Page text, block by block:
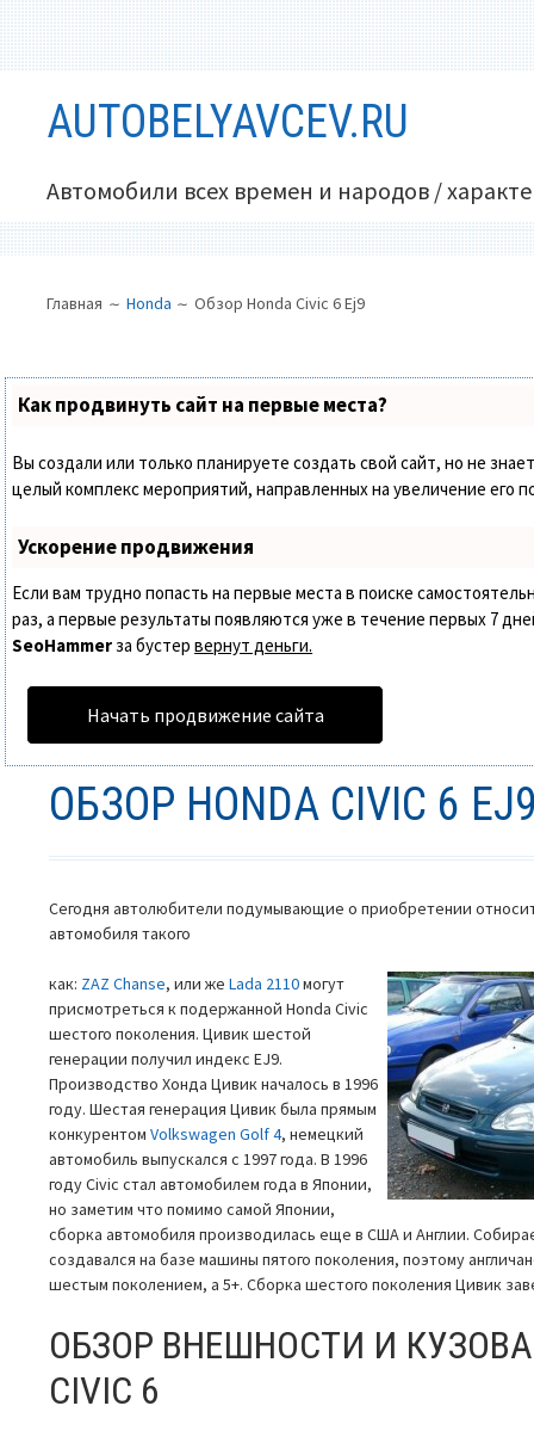
содержимомуAUTOBELYAVCEV.RU
Автомобили всех времен и народов /
МЕНЮ
САЙТЕ
(ХЛЕБНЫЕ
КРОШКИ)
Главная Honda Обзор Honda Civic 6 Ej9
Как продвинуть сайт на первые места?
Вы создали или только планируете создать свой сайт, но не
целый комплекс мероприятий, направленных на увеличение его
Ускорение продвижения
Если вам трудно попасть на первые места в поиске
раз, а первые результаты появляются уже в течение первых 7
SeoHammerза бустервернут деньги.
Начать продвижение сайта
ОБЗОР HONDA CIVIC 6
Сегодня автолюбители подумывающие о приобретении
автомобиля такого
как: ZAZ Chanse, или жеLada 2110могут
присмотреться к подержанной Honda Civic
шестого поколения. Цивик шестой
генерации получил индекс EJ9.
Производство Хонда Цивик началось в 1996
году. Шестая генерация Цивик была прямым
конкурентомVolkswagen Golf 4, немецкий
автомобиль выпускался с 1997 года. В 1996
году Civic стал автомобилем года в Японии,
но заметим что помимо самой Японии,
сборка автомобиля производилась еще в США и Англии.
создавался на базе машины пятого поколения, поэтому
шестым поколением, а 5+. Сборка шестого поколения Цивик
ОБЗОР ВНЕШНОСТИ И КУЗОВА
CIVIC 6